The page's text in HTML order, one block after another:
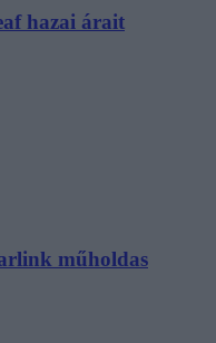
hazai árait
műholdas